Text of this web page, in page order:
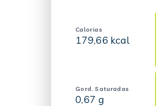
Calorias
179,66 kcal
Gord. Saturadas
0,67 g